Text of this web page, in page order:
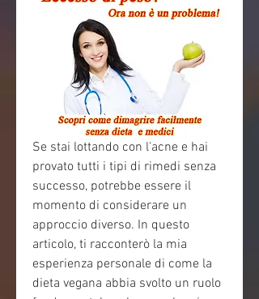
Se stai lottando con l'acne e hai
provato tutti i tipi di rimedi senza
successo, potrebbe essere il
momento di considerare un
approccio diverso. In questo
articolo, ti racconterò la mia
esperienza personale di come la
dieta vegana abbia svolto un ruolo